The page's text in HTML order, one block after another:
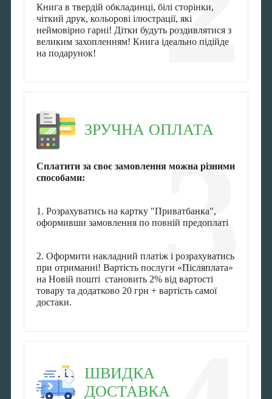
Книга в твердій обкладинці, білі сторінки,
чіткий друк, кольорові ілюстрації, які
неймовірно гарні! Дітки будуть роздивлятися з
великим захопленням! Книга ідеально підійде
на подарунок!
3
ЗРУЧНА ОПЛАТА
Сплатити за своє замовлення можна різними
способами:
1. Розрахуватись на картку "Приватбанка",
оформивши замовлення по повній предоплаті
2. Оформити накладний платіж і розрахуватись
при отриманні! Вартість послуги «Післяплата»
на Новій пошті становить 2% від вартості
товару та додатково 20 грн + вартість самої
достаки.
ШВИДКА
ДОСТАВКА